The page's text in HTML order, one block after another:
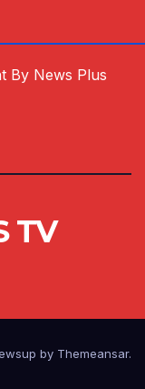
By News Plus
TV
by Themeansar.